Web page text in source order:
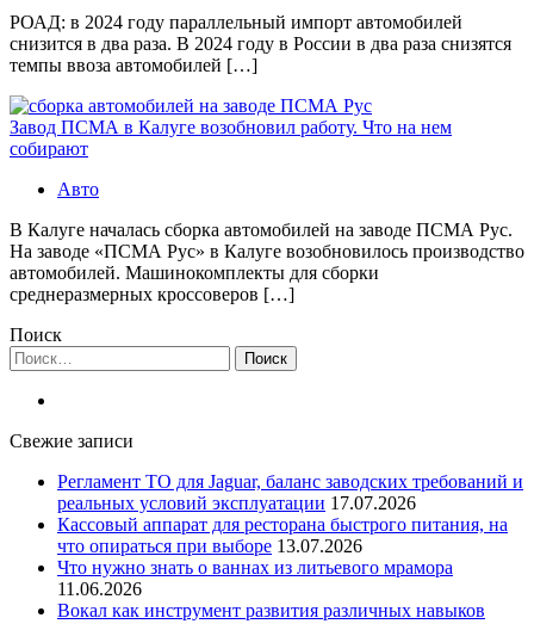
РОАД: в 2024 году параллельный импорт автомобилей
снизится в два раза. В 2024 году в России в два раза снизятся
темпы ввоза автомобилей […]
Завод ПСМА в Калуге возобновил работу. Что на нем
собирают
Авто
В Калуге началась сборка автомобилей на заводе ПСМА Рус.
На заводе «ПСМА Рус» в Калуге возобновилось производство
автомобилей. Машинокомплекты для сборки
среднеразмерных кроссоверов […]
Поиск
Найти:
Свежие записи
Регламент ТО для Jaguar, баланс заводских требований и
реальных условий эксплуатации 17.07.2026
Кассовый аппарат для ресторана быстрого питания, на
что опираться при выборе 13.07.2026
Что нужно знать о ваннах из литьевого мрамора
11.06.2026
Вокал как инструмент развития различных навыков